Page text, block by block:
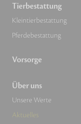
Tierbestattung
Kleintierbestattung
Pferdebestattung
Vorsorge
Über uns
Unsere Werte
Aktuelles